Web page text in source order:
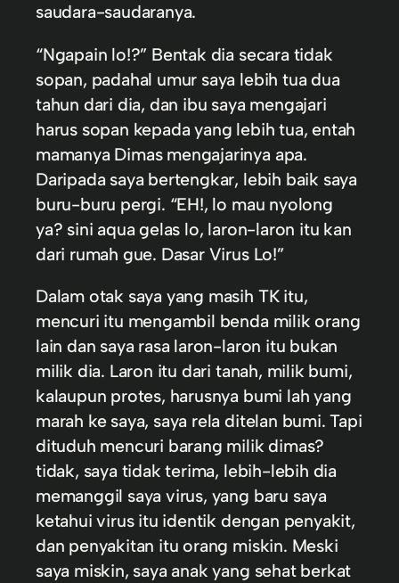
saudara-saudaranya.
“Ngapain lo!?” Bentak dia secara tidak
sopan, padahal umur saya lebih tua dua
tahun dari dia, dan ibu saya mengajari
harus sopan kepada yang lebih tua, entah
mamanya Dimas mengajarinya apa.
Daripada saya bertengkar, lebih baik saya
buru-buru pergi. “EH!, lo mau nyolong
ya? sini aqua gelas lo, laron-laron itu kan
dari rumah gue. Dasar Virus Lo!”
Dalam otak saya yang masih TK itu,
mencuri itu mengambil benda milik orang
lain dan saya rasa laron-laron itu bukan
milik dia. Laron itu dari tanah, milik bumi,
kalaupun protes, harusnya bumi lah yang
marah ke saya, saya rela ditelan bumi. Tapi
dituduh mencuri barang milik dimas?
tidak, saya tidak terima, lebih-lebih dia
memanggil saya virus, yang baru saya
ketahui virus itu identik dengan penyakit,
dan penyakitan itu orang miskin. Meski
saya miskin, saya anak yang sehat berkat